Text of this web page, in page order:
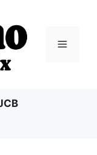
メ